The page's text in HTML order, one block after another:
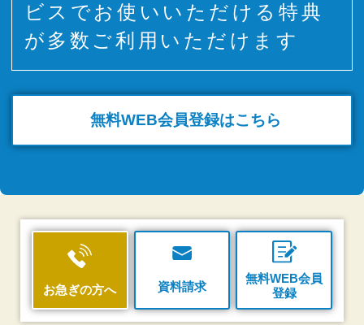
ビスでお使いいただける特典
が多数ご利用いただけます
無料WEB会員登録はこちら
お急ぎの方へ 資料請求
無料WEB会員
登録